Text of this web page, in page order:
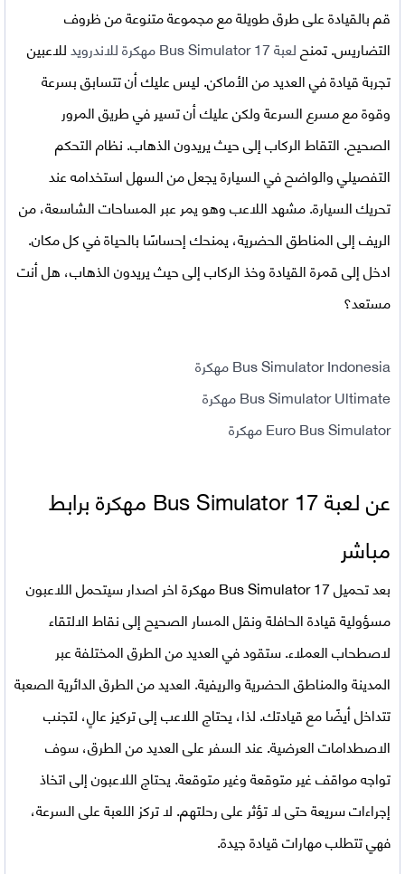
قم بالقيادة على طرق طويلة مع مجموعة متنوعة من ظروف
التضاريس. تمنحلعبة Bus Simulator 17 مهكرة للاندرويد
للاعبين
تجربة قيادة في العديد من الأماكن. ليس عليك أن تتسابق بسرعة
وقوة مع مسرع السرعة ولكن عليك أن تسير في طريق المرور
الصحيح. التقاط الركاب إلى حيث يريدون الذهاب. نظام التحكم
التفصيلي والواضح في السيارة يجعل من السهل استخدامه عند
تحريك السيارة. مشهد اللاعب وهو يمر عبر المساحات الشاسعة، من
الريف إلى المناطق الحضرية، يمنحك إحساسًا بالحياة في كل مكان.
ادخل إلى قمرة القيادة وخذ الركاب إلى حيث يريدون الذهاب، هل أنت
مستعد؟
Bus Simulator Indonesia مهكرة
Bus Simulator Ultimate مهكرة
Euro Bus Simulator مهكرة
عن لعبة
Bus Simulator 17 مهكرة برابط
مباشر
بعد تحميل Bus Simulator 17 مهكرة اخر اصدار سيتحمل اللاعبون
مسؤولية قيادة الحافلة ونقل المسار الصحيح إلى نقاط الالتقاء
لاصطحاب العملاء. ستقود في العديد من الطرق المختلفة عبر
المدينة والمناطق الحضرية والريفية. العديد من الطرق الدائرية الصعبة
تتداخل أيضًا مع قيادتك. لذا، يحتاج اللاعب إلى تركيز عالٍ، لتجنب
الاصطدامات العرضية. عند السفر على العديد من الطرق، سوف
تواجه مواقف غير متوقعة وغير متوقعة. يحتاج اللاعبون إلى اتخاذ
إجراءات سريعة حتى لا تؤثر على رحلتهم. لا تركز اللعبة على السرعة،
فهي تتطلب مهارات قيادة جيدة.